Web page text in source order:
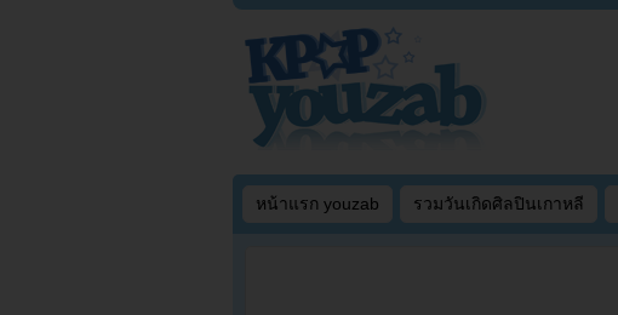
หน้าแรก youzab รวมวันเกิดศิลปินเกาหลี